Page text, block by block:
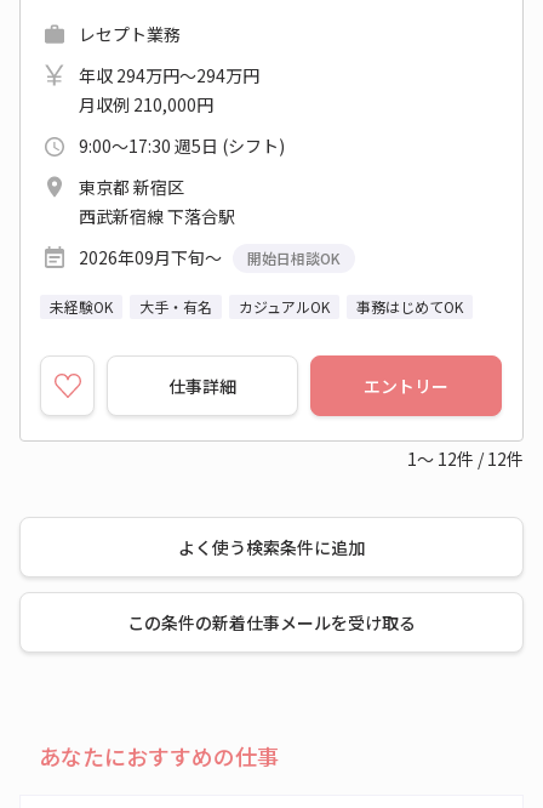
レセプト業務
年収 294万円～294万円
月収例 210,000円
9:00～17:30 週5日 (シフト)
東京都 新宿区
西武新宿線 下落合駅
2026年09月下旬～
開始日相談OK
未経験OK 大手・有名 カジュアルOK 事務はじめてOK
仕事詳細 エントリー
1～ 12件 / 12件
よく使う検索条件に追加
この条件の新着仕事メールを受け取る
あなたにおすすめの仕事